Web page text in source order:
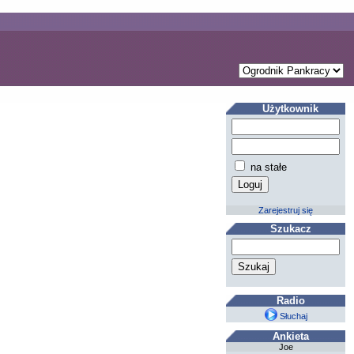
Użytkownik
na stałe
Zarejestruj się
Szukacz
Radio
Słuchaj
Ankieta
Joe